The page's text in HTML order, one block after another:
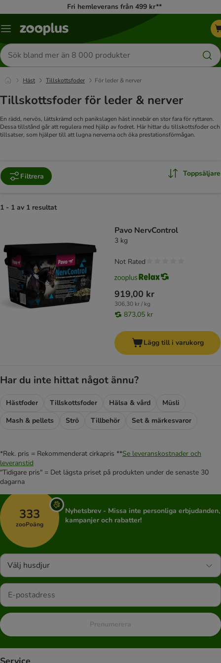
Fri hemleverans från 499 kr**
Katalogmeny
Sök
efter
produkter
Häst Tillskottsfoder För leder & nerver
Tillskottsfoder för leder & nerver
En rädd, nervös, lättskrämd och panikslagen häst innebär en stor fara för ryttaren.
Dessa tillstånd går att regulera med hjälp av fodret. Här hittar du tillskottsfoder och
tillsatser, som hjälper till att lugna nerverna och öka prestationsförmågan.
Filtrera Toppsäljare
1 - 1 av 1 resultat
Pavo NervControl
3 kg
919,00 kr
306,30 kr / kg
873,05 kr
Not Rated
Lägg till i varukorg
Har du inte hittat något ännu?
Hästfoder Tillskottsfoder Hälsa & vård
Müsli
Mash & pellets
Strö Tillbehör Set & märkesvaror
*Rek. pris = Rekommenderat cirkapris **Se leveranskostnader och
leveranstid
"Tidigare pris" = Det lägsta priset på produkten under de senaste 30
dagarna
333
zooPoäng
Nyhetsbrev - Missa inte personliga erbjudanden,
kampanjer och rabatter!
Välj husdjur
Prenumerera